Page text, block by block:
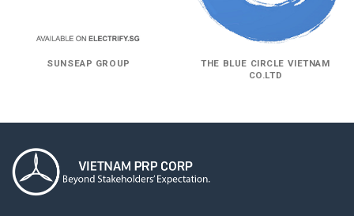
SUNSEAP GROUP
THE BLUE CIRCLE VIETNAM
CO.LTD